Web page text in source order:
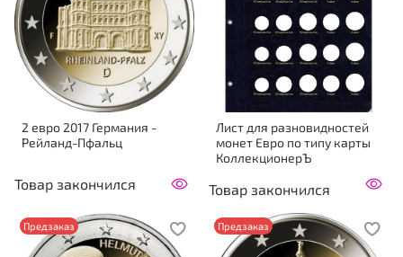
2 евро 2017 Германия -
Рейланд-Пфальц
Товар закончился
Лист для разновидностей
монет Евро по типу карты
КоллекционерЪ
Товар закончился
Предзаказ Предзаказ